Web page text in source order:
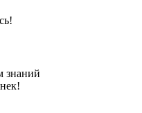
знаний